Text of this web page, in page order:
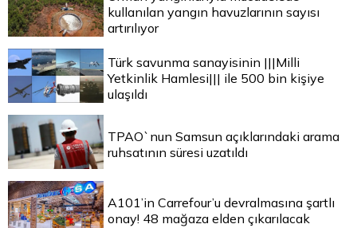
kullanılan yangın havuzlarının sayısı
artırılıyor
Türk savunma sanayisinin |||Milli
Yetkinlik Hamlesi||| ile 500 bin kişiye
ulaşıldı
TPAO`nun Samsun açıklarındaki arama
ruhsatının süresi uzatıldı
A101’in Carrefour’u devralmasına şartlı
onay! 48 mağaza elden çıkarılacak